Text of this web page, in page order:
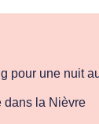
pour une nuit
dans la Nièvre